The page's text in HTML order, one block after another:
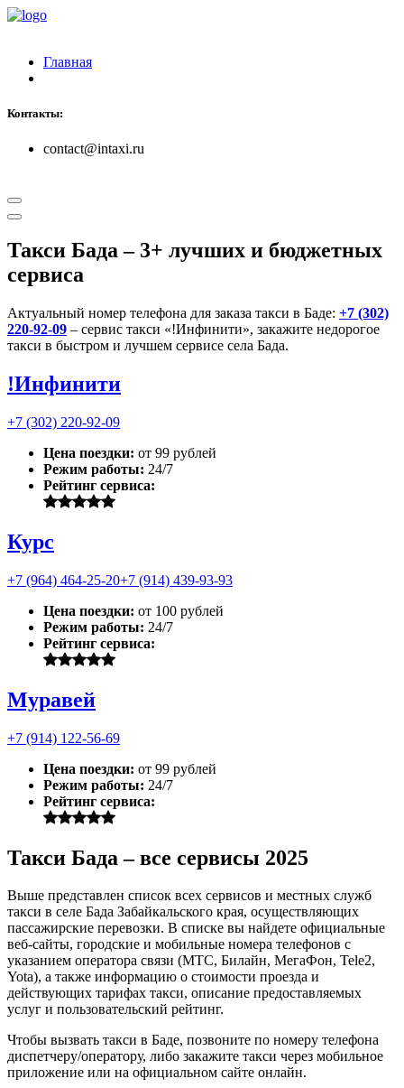
Главная
Контакты:
contact@intaxi.ru
Такси Бада– 3+ лучших и бюджетных
сервиса
Актуальный номер телефона для заказа такси в Баде: +7 (302)
220-92-09 – сервис такси «!Инфинити», закажите недорогое
такси в быстром и лучшем сервисе села Бада.
!Инфинити
+7 (302) 220-92-09
Цена поездки: от 99 рублей
Режим работы: 24/7
Рейтинг сервиса:
Курс
+7 (964) 464-25-20+7 (914) 439-93-93
Цена поездки: от 100 рублей
Режим работы: 24/7
Рейтинг сервиса:
Муравей
+7 (914) 122-56-69
Цена поездки: от 99 рублей
Режим работы: 24/7
Рейтинг сервиса:
Такси Бада – все сервисы 2025
Выше представлен список всех сервисов и местных служб
такси в селе Бада Забайкальского края, осуществляющих
пассажирские перевозки. В списке вы найдете официальные
веб-сайты, городские и мобильные номера телефонов с
указанием оператора связи (МТС, Билайн, МегаФон, Tele2,
Yota), а также информацию о стоимости проезда и
действующих тарифах такси, описание предоставляемых
услуг и пользовательский рейтинг.
Чтобы вызвать такси в Баде, позвоните по номеру телефона
диспетчеру/оператору, либо закажите такси через мобильное
приложение или на официальном сайте онлайн.